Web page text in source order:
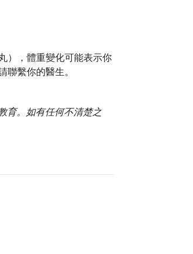
），體重變化可能表示你
繫你的醫生。
育。如有任何不清楚之